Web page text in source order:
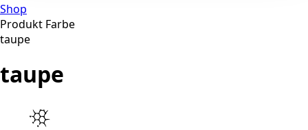
Shop
Produkt Farbe
taupe
taupe